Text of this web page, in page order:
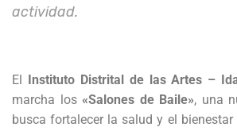
actividad.
El Instituto Distrital de las Artes –
marcha los «Salones de Baile», una
busca fortalecer la salud y el bienestar